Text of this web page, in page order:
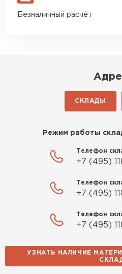
Безналичный расчёт
СКЛАДЫ
Режим работы
Телефон
+7 (495)
Телефон
+7 (495)
Телефон
+7 (495)
УЗНАТЬ НАЛИЧИЕ